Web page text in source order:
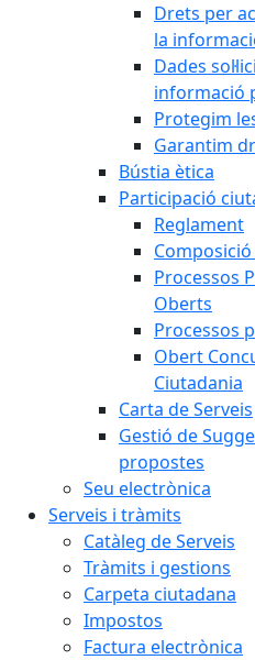
Drets per
la
Dades
informació
Protegim
Garantim
Bústia ètica
Participació
Reglament
Processos
Oberts
Processos
Obert
Ciutadania
Carta de Serveis
Gestió de
propostes
Seu electrònica
Serveis i tràmits
Catàleg de Serveis
Tràmits i gestions
Carpeta ciutadana
Impostos
Factura electrònica